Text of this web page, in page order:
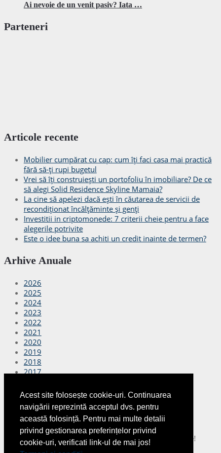
Acest site folosește cookie-uri. Continuarea
navigării reprezintă acceptul dvs. pentru
această folosință. Pentru mai multe detalii
privind gestionarea preferințelor privind
cookie-uri, verificati link-ul de mai jos!
Ai nevoie de un venit pasiv? Iata …
Parteneri
Articole recente
Mobilier cumpărat cu cap: cum îți faci casa mai practică
fără să-ți rupi bugetul
Vrei să îți construiești un portofoliu în imobiliare? De ce
să alegi Solid Residence Skyline Mamaia?
La cine să apelezi dacă ești în căutarea de servicii de
recondiționat încălțăminte și genți
Investitii in criptomonede: 7 criterii cheie pentru a face
alegerile potrivite
Este o idee buna sa achiti un credit inainte de termen?
Arhive Anuale
2026
2025
2024
2023
2022
2021
2020
2019
2018
2017
2015
2014
2013
2012
Copyright © 2026Finante AziToate drepturile rezervate!